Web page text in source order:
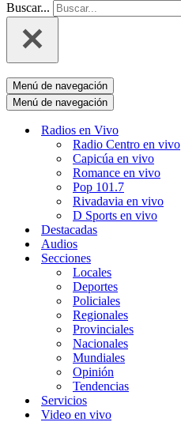
Buscar...
Menú de navegación
Menú de navegación
Radios en Vivo
Radio Centro en vivo
Capicúa en vivo
Romance en vivo
Pop 101.7
Rivadavia en vivo
D Sports en vivo
Destacadas
Audios
Secciones
Locales
Deportes
Policiales
Regionales
Provinciales
Nacionales
Mundiales
Opinión
Tendencias
Servicios
Video en vivo